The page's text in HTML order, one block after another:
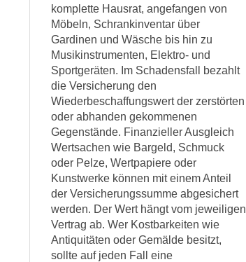
komplette Hausrat, angefangen von
Möbeln, Schrankinventar über
Gardinen und Wäsche bis hin zu
Musikinstrumenten, Elektro- und
Sportgeräten. Im Schadensfall bezahlt
die Versicherung den
Wiederbeschaffungswert der zerstörten
oder abhanden gekommenen
Gegenstände. Finanzieller Ausgleich
Wertsachen wie Bargeld, Schmuck
oder Pelze, Wertpapiere oder
Kunstwerke können mit einem Anteil
der Versicherungssumme abgesichert
werden. Der Wert hängt vom jeweiligen
Vertrag ab. Wer Kostbarkeiten wie
Antiquitäten oder Gemälde besitzt,
sollte auf jeden Fall eine